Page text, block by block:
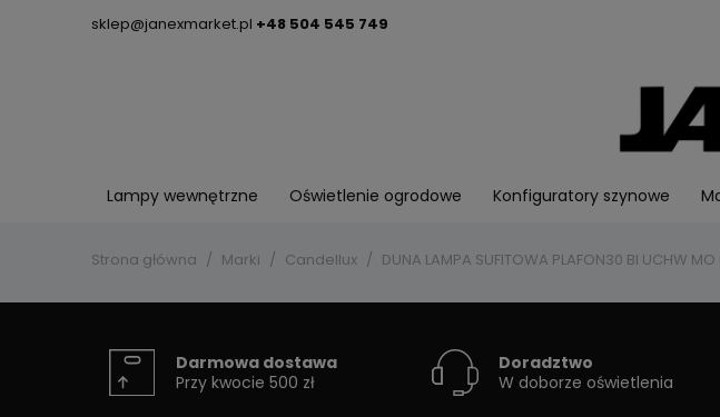
sklep@janexmarket.pl +48 504 545 749
Lampy wewnętrzne Oświetlenie ogrodowe Konfiguratory szynowe
Strona główna Marki Candellux DUNA LAMPA SUFITOWA PLAFON30 BI UCHW
Darmowa dostawa
Przy kwocie 500 zł
Doradztwo
W doborze oświetlenia